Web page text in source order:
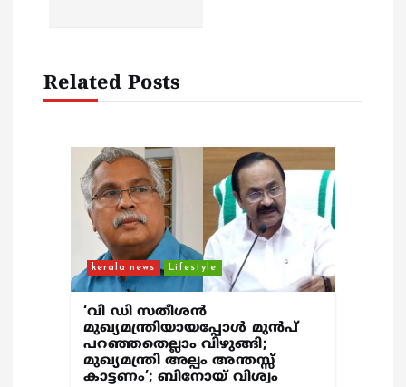
tRelated Posts
kerala news Lifestyle
‘വി ഡി സതീശൻ
മുഖ്യമന്ത്രിയായപ്പോൾ മുൻപ്
പറഞ്ഞതെല്ലാം വിഴുങ്ങി;
മുഖ്യമന്ത്രി അല്പം അന്തസ്സ്
കാട്ടണം’; ബിനോയ് വിശ്വം